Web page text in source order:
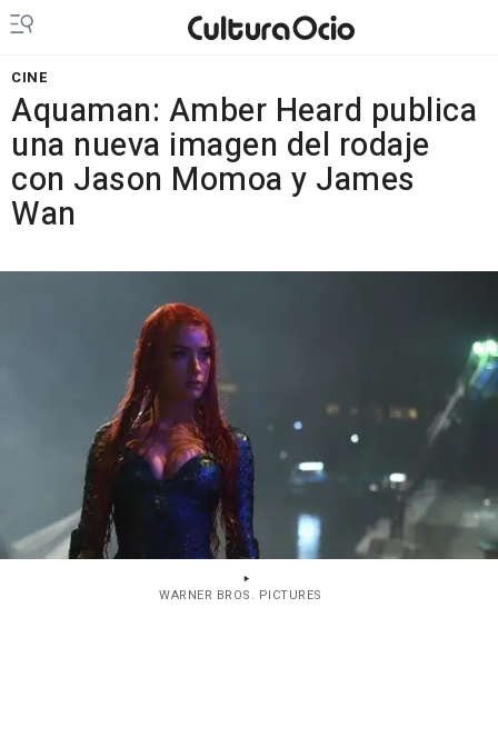
CINE
Aquaman: Amber Heard publica
una nueva imagen del rodaje
con Jason Momoa y James
Wan
WARNER BROS. PICTURES